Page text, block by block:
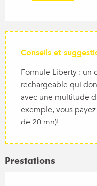
Conseils et
Formule Liberty : un
rechargeable qui
avec une multitude
exemple, vous
de 20 mn)!
Prestations